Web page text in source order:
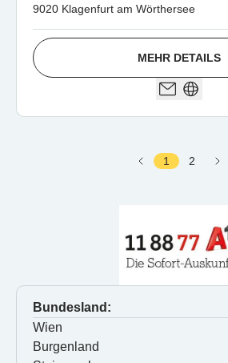
9020 Klagenfurt am Wörthersee
MEHR DETAILS
1 2
Bundesland:
Wien
Burgenland